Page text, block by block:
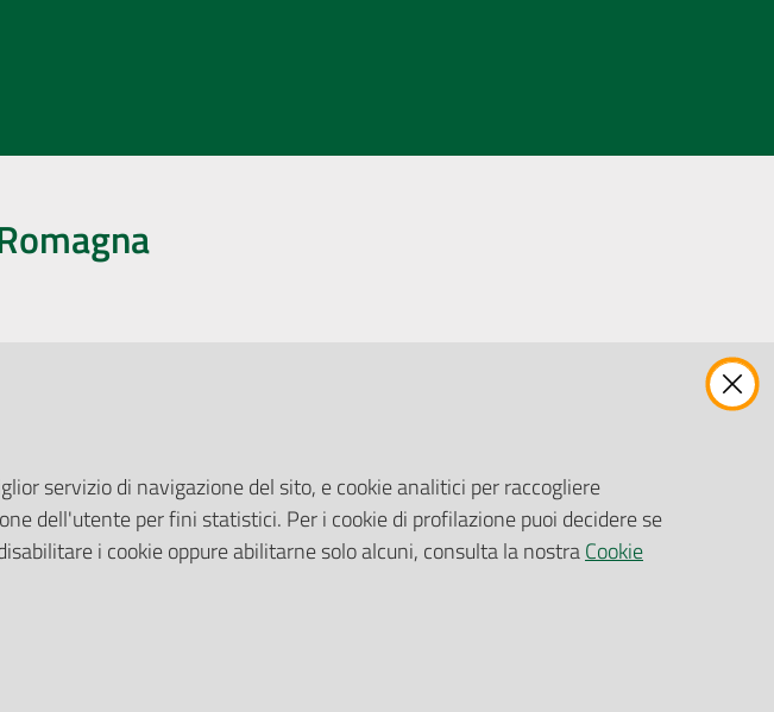
legale
Pretorio
Policy
Misure PNRR
Gare e Appalti
Richiesta Patrocinio
servizio di navigazione del sito, e cookie analitici per raccogliere
dell'utente per fini statistici. Per i cookie di profilazione puoi decidere se
i cookie oppure abilitarne solo alcuni, consulta la nostraCookie